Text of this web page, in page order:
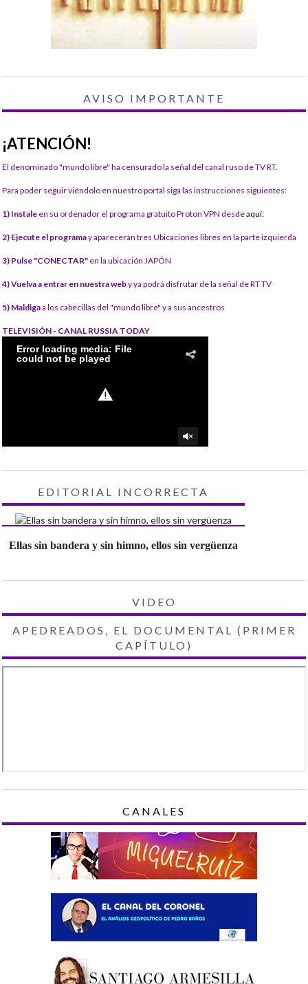
AVISO IMPORTANTE
¡ATENCIÓN!
El denominado "mundo libre" ha censurado la señal del canal ruso de TV RT.
Para poder seguir viéndolo en nuestro portal siga las instrucciones siguientes:
1) Instale en su ordenador el programa gratuito Proton VPN desdeaquí:
2) Ejecute el programay aparecerán tres Ubicaciones libres en la parte izquierda
3) Pulse "CONECTAR" en la ubicación JAPÓN
4) Vuelva a entrar en nuestra weby ya podrá disfrutar de la señal de RT TV
5) Maldigaa los cabecillas del "mundo libre" y a sus ancestros
TELEVISIÓN - CANAL RUSSIA TODAY
EDITORIAL INCORRECTA
Ellas sin bandera y sin himno, ellos sin vergüenza
VIDEO
APEDREADOS, EL DOCUMENTAL (PRIMER
CAPÍTULO)
CANALES